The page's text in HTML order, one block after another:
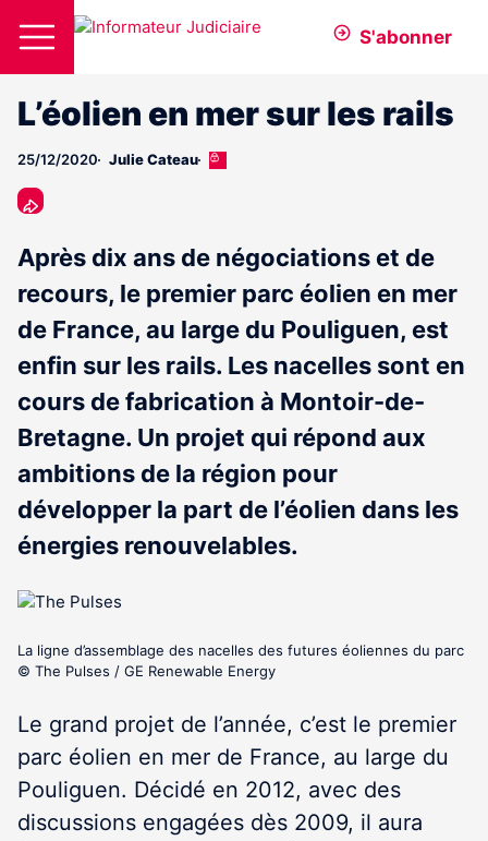
S'abonner
L’éolien en mer sur les rails
25/12/2020 Julie Cateau
Cet
abonnés
Après dix ans de négociations et de
recours, le premier parc éolien en mer
de France, au large du Pouliguen, est
enfin sur les rails. Les nacelles sont en
cours de fabrication à Montoir-de-
Bretagne. Un projet qui répond aux
ambitions de la région pour
développer la part de l’éolien dans les
énergies renouvelables.
La ligne d’assemblage des nacelles des futures éoliennes du parc
© The Pulses / GE Renewable Energy
Le grand projet de l’année, c’est le premier
parc éolien en mer de France, au large du
Pouliguen. Décidé en 2012, avec des
discussions engagées dès 2009, il aura